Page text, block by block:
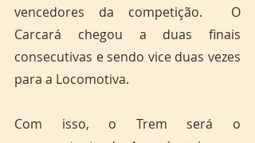
vencedores da competição.  O
Carcará chegou a duas finais
consecutivas e sendo vice duas vezes
para a Locomotiva.
Com isso, o Trem será o